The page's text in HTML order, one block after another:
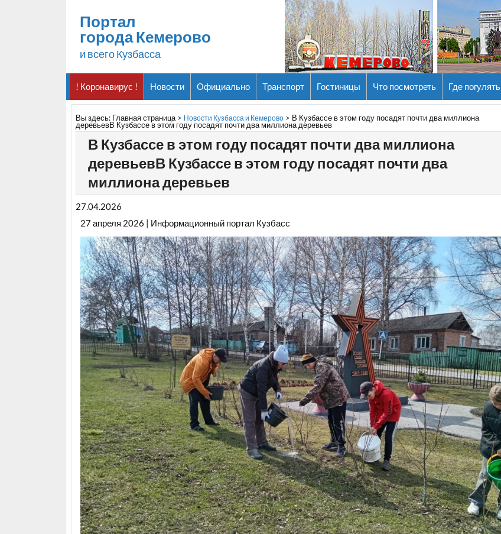
Портал
города Кемерово
и всего Кузбасса
! Коронавирус ! Новости Официально Транспорт Гостиницы Что посмотреть Где погулять
Вы здесь: Главная страница> Новости Кузбасса и Кемерово > В Кузбассе в этом году посадят почти два миллиона
деревьевВ Кузбассе в этом году посадят почти два миллиона деревьев
В Кузбассе в этом году посадят почти два миллиона
деревьевВ Кузбассе в этом году посадят почти два
миллиона деревьев
27.04.2026
27 апреля 2026 | Информационный портал Кузбасс